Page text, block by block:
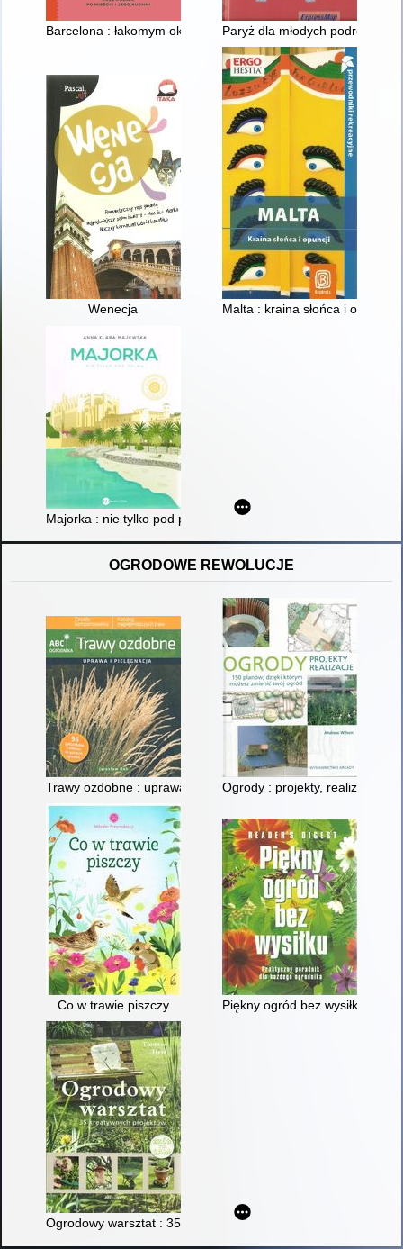
Barcelona : łakomym okiem Paryż dla młodych podróżników
Wenecja Malta : kraina słońca i opuncji
Majorka : nie tylko pod palmą
OGRODOWE REWOLUCJE
Trawy ozdobne : uprawa i pielęgnacjaOgrody : projekty, realizacje
Co w trawie piszczy Piękny ogród bez wysiłku :
Ogrodowy warsztat : 35 kreatywnych projektów